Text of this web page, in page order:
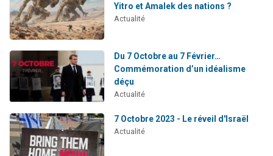
Yitro et Amalek des nations ?
Actualité
Du 7 Octobre au 7 Février…
Commémoration d’un idéalisme
déçu
Actualité
7 Octobre 2023 - Le réveil d'Israël
Actualité